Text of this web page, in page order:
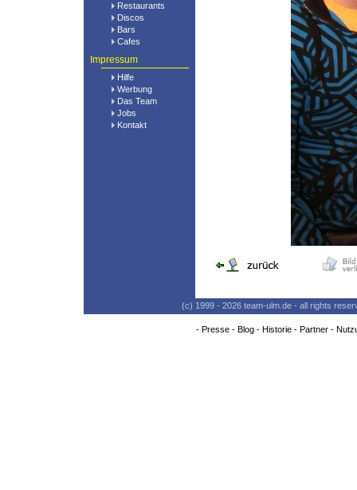
Restaurants
Discos
Bars
Cafes
Impressum
Hilfe
Werbung
Das Team
Jobs
Kontakt
(c) 1999 - 2026 team-ulm.de - all rights
- Presse- Blog- Historie- Partner-